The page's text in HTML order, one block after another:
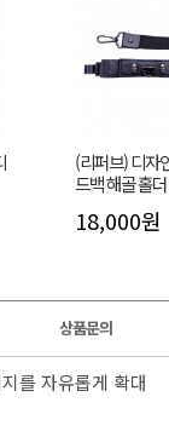
(리퍼브) 디자
드백 해골 홀더
18,000원
상품문의
를 자유롭게 확대